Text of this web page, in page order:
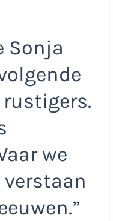
Sonja
we